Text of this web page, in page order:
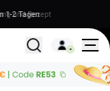
1-2 Tagen
Alle